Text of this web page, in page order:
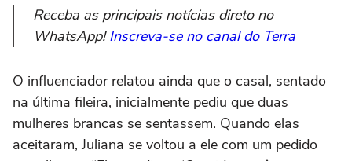
Receba as principais notícias direto no
WhatsApp!Inscreva-se no canal do Terra
O influenciador relatou ainda que o casal, sentado
na última fileira, inicialmente pediu que duas
mulheres brancas se sentassem. Quando elas
aceitaram, Juliana se voltou a ele com um pedido